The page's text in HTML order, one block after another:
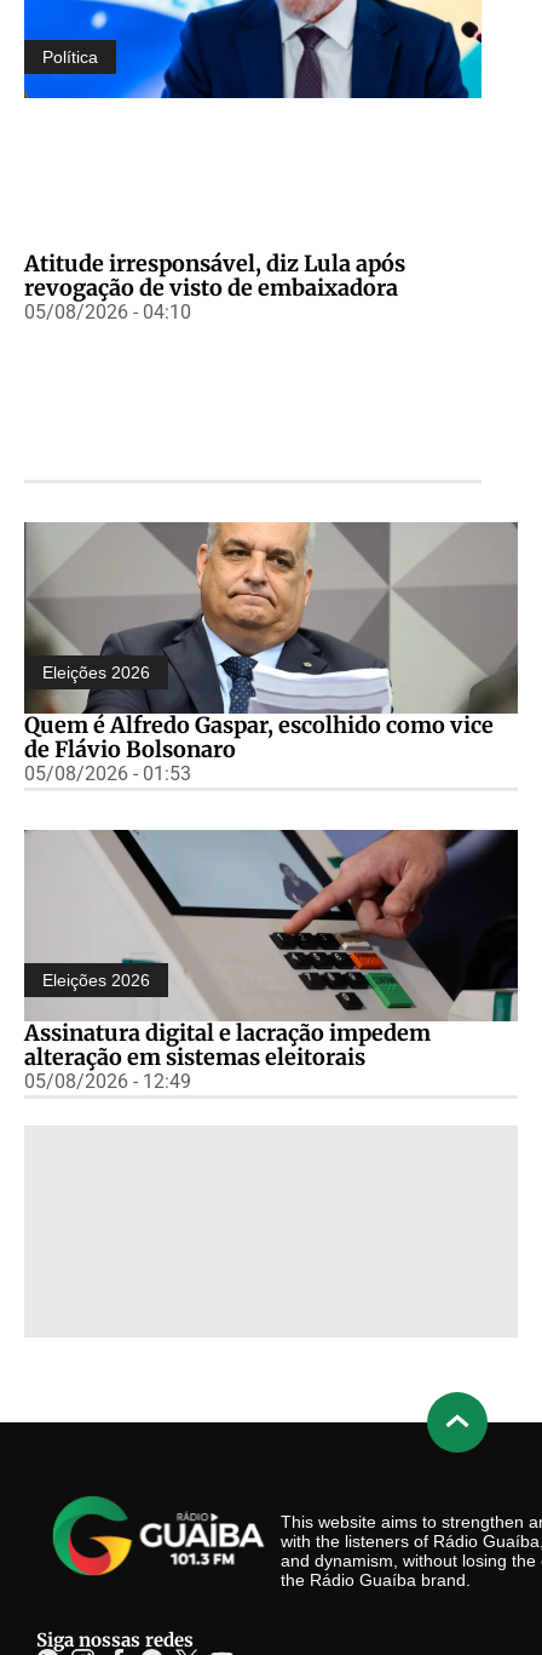
Política
Atitude irresponsável, diz Lula após
revogação de visto de embaixadora
05/08/2026 - 04:10
Eleições 2026
Quem é Alfredo Gaspar, escolhido como vice
de Flávio Bolsonaro
05/08/2026 - 01:53
Eleições 2026
Assinatura digital e lacração impedem
alteração em sistemas eleitorais
05/08/2026 - 12:49
This website aims to strengthen
with the listeners of Rádio
and dynamism, without losing
the Rádio Guaíba brand.
Siga nossas redes